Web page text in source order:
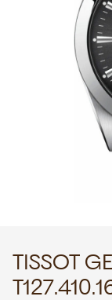
VŠE O
KONTAKT
TISSOT